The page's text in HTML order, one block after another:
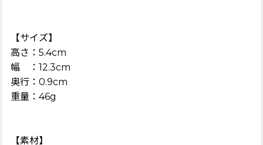
【サイズ】
高さ：5.4cm
幅 ：12.3cm
奥行：0.9cm
重量：46g
【素材】